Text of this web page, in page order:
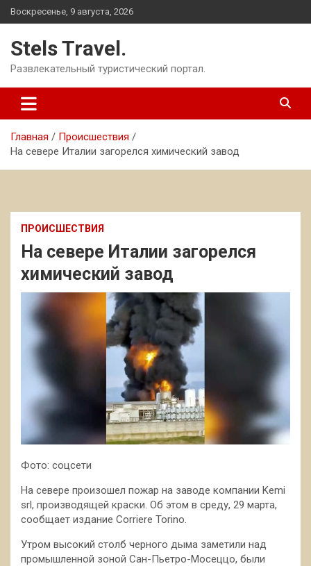
Перейти
к
Воскресенье, 9 августа, 2026
Stels Travel.
Развлекательный туристический портал.
Главная
Происшествия
На севере Италии загорелся химический завод
ПРОИСШЕСТВИЯ
На севере Италии загорелся
химический завод
Фото: cоцсети
На севере произошел пожар на заводе компании Kemi
srl, производящей краски. Об этом в среду, 29 марта,
сообщает издание Corriere Torino.
Утром высокий столб черного дыма заметили над
промышленной зоной Сан-Пьетро-Мосеццо, были